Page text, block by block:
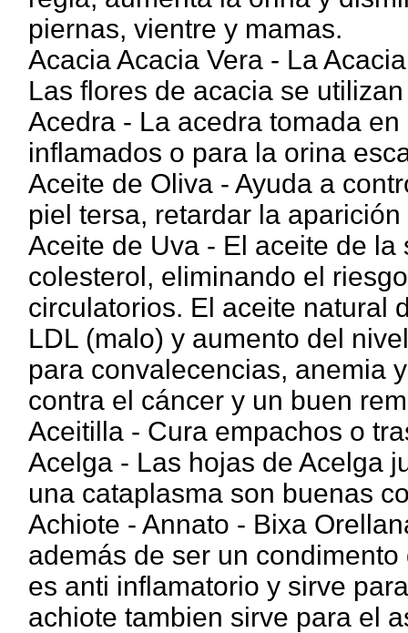
piernas, vientre y mamas.
Acacia Acacia Vera - La
Las flores de acacia se
Acedra - La acedra tomada
inflamados o para la orina
Aceite de Oliva - Ayuda a
piel tersa, retardar la
Aceite de Uva - El aceite de
colesterol, eliminando el
circulatorios. El aceite natural
LDL (malo) y aumento del
para convalecencias, anemia
contra el cáncer y un buen
Aceitilla - Cura empachos o
Acelga - Las hojas de Acelga
una cataplasma son buenas
Achiote - Annato - Bixa
además de ser un
es anti inflamatorio y sirve
achiote tambien sirve para el